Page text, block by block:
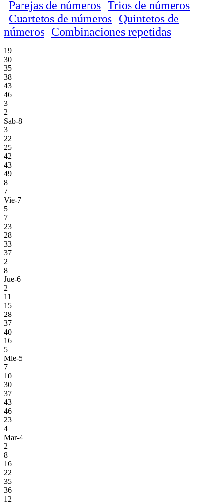
Parejas de números Trios de números
Cuartetos de números Quintetos de
números Combinaciones repetidas
19
30
35
38
43
46
3
2
Sab-8
3
22
25
42
43
49
8
7
Vie-7
5
7
23
28
33
37
2
8
Jue-6
2
11
15
28
37
40
16
5
Mie-5
7
10
30
37
43
46
23
4
Mar-4
2
8
16
22
35
36
12